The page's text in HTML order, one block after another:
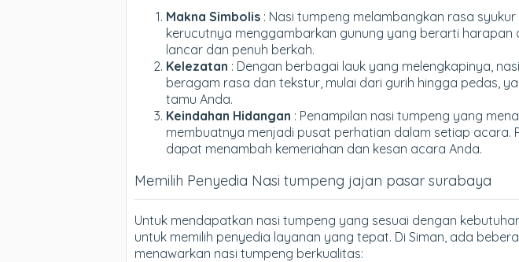
Makna Simbolis : Nasi tumpeng melambangkan rasa
kerucutnya menggambarkan gunung yang berarti harapan
lancar dan penuh berkah.
Kelezatan : Dengan berbagai lauk yang melengkapinya,
beragam rasa dan tekstur, mulai dari gurih hingga pedas,
tamu Anda.
Keindahan Hidangan : Penampilan nasi tumpeng yang
membuatnya menjadi pusat perhatian dalam setiap acara.
dapat menambah kemeriahan dan kesan acara Anda.
Memilih Penyedia Nasi tumpeng jajan pasar surabaya
Untuk mendapatkan nasi tumpeng yang sesuai dengan
untuk memilih penyedia layanan yang tepat. Di Siman, ada
menawarkan nasi tumpeng berkualitas: